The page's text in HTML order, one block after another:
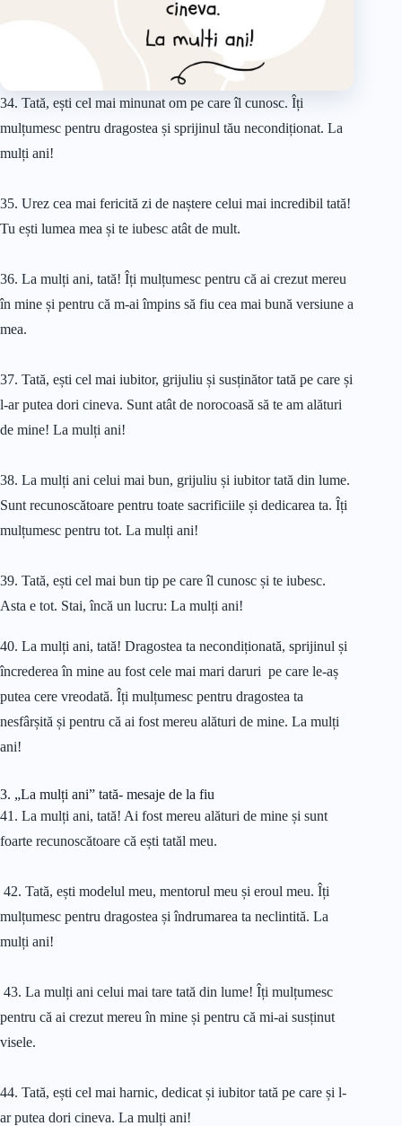
34. Tată, ești cel mai minunat om pe care îl cunosc. Îți
mulțumesc pentru dragostea și sprijinul tău necondiționat. La
mulți ani!
35. Urez cea mai fericită zi de naștere celui mai incredibil tată!
Tu ești lumea mea și te iubesc atât de mult.
36. La mulți ani, tată! Îți mulțumesc pentru că ai crezut mereu
în mine și pentru că m-ai împins să fiu cea mai bună versiune a
mea.
37. Tată, ești cel mai iubitor, grijuliu și susținător tată pe care și
l-ar putea dori cineva. Sunt atât de norocoasă să te am alături
de mine! La mulți ani!
38. La mulți ani celui mai bun, grijuliu și iubitor tată din lume.
Sunt recunoscătoare pentru toate sacrificiile și dedicarea ta. Îți
mulțumesc pentru tot. La mulți ani!
39. Tată, ești cel mai bun tip pe care îl cunosc și te iubesc.
Asta e tot. Stai, încă un lucru: La mulți ani!
40. La mulți ani, tată! Dragostea ta necondiționată, sprijinul și
încrederea în mine au fost cele mai mari daruri pe care le-aș
putea cere vreodată. Îți mulțumesc pentru dragostea ta
nesfârșită și pentru că ai fost mereu alături de mine. La mulți
ani!
3. „La mulți ani” tată- mesaje de la fiu
41. La mulți ani, tată! Ai fost mereu alături de mine și sunt
foarte recunoscătoare că ești tatăl meu.
42. Tată, ești modelul meu, mentorul meu și eroul meu. Îți
mulțumesc pentru dragostea și îndrumarea ta neclintită. La
mulți ani!
43. La mulți ani celui mai tare tată din lume! Îți mulțumesc
pentru că ai crezut mereu în mine și pentru că mi-ai susținut
visele.
44. Tată, ești cel mai harnic, dedicat și iubitor tată pe care și l-
ar putea dori cineva. La mulți ani!